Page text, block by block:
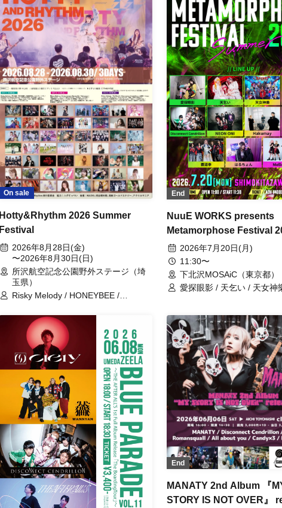
On sale
Hotty&Rhythm 2026 Summer
Festival
2026年8月28日(金)
〜2026年8月30日(日)
所沢航空記念公園野外ステージ（埼
玉県）
Risky Melody / HONEYBEE /
ル / RAIDEN / LUCIDA / FullMooN /
Empress / Sirius / Qtwins / 青の流星
群 / 小原涼 / RED HEELS / ユメノマ
ニマニ / Lumi→A / 我我 / Disconnect
Cendrillon / クレヨンゆーち / 森あん
ぱん / RIKA / 天女神樂 / 磯野未来 / シ
トリン / biki / 橋村姫 / つじりお / 梨
奈 / Monochrome Cinderella /
AKARA / エロティック大島 / AND
CALL. / ABYSS / 今井舞衣 / 麻未 /
MANACLE / ふれふら / えさのじかん
/ Anyu / SAYAKA YAMAGUCHI /
shinokumatic / HALu / 結芽乃 / さわ
りさ / 愛奈 / リストネコ / MISSIW /
音夢凛ココ / 夢（らむ） / イロハマイ
/ usonaki / 佐藤和泉 / メイビスレーヌ
/ pipia / 中根もにゃ
End
NuuE WORKS presents
Metamorphose Festival
Summer 』
2026年7月20日(月)
11:30〜
下北沢MOSAiC（東京都）
愛探眼影 / 天乞い / 天女神
Mellows / Disconnect
End
MANATY 2nd Album 『MY
STORY IS NOT OVER』